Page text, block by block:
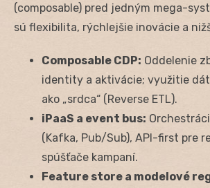
(composable) pred jedným mega-
sú flexibilita, rýchlejšie inovácie a
Composable CDP: Oddelenie
identity a aktivácie; využitie
ako „srdca“ (Reverse ETL).
iPaaS a event bus:
(Kafka, Pub/Sub), API-first pre
spúšťače kampaní.
Feature store a modelové